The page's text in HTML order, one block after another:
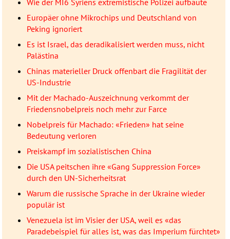
Wie der MI6 Syriens extremistische Polizei aufbaute
Europäer ohne Mikrochips und Deutschland von
Peking ignoriert
Es ist Israel, das deradikalisiert werden muss, nicht
Palästina
Chinas materieller Druck offenbart die Fragilität der
US-Industrie
Mit der Machado-Auszeichnung verkommt der
Friedensnobelpreis noch mehr zur Farce
Nobelpreis für Machado: «Frieden» hat seine
Bedeutung verloren
Preiskampf im sozialistischen China
Die USA peitschen ihre «Gang Suppression Force»
durch den UN-Sicherheitsrat
Warum die russische Sprache in der Ukraine wieder
populär ist
Venezuela ist im Visier der USA, weil es «das
Paradebeispiel für alles ist, was das Imperium fürchtet»